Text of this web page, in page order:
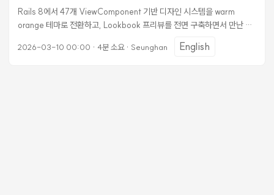
송이 안 된다. ...
Rails 8에서 47개 ViewComponent 기반 디자인 시스템을 warm
orange 테마로 전환하고, Lookbook 프리뷰를 전면 구축하면서 만난 삽
ViewComponent (input, layout, navigation, card, typography 등
2026-03-10 00:00 · 4분 소요· Seunghan English